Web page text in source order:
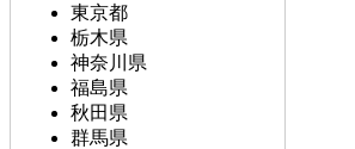
東京都
栃木県
神奈川県
福島県
秋田県
群馬県